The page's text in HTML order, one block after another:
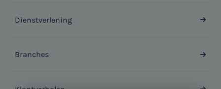
Dienstverlening
Branches